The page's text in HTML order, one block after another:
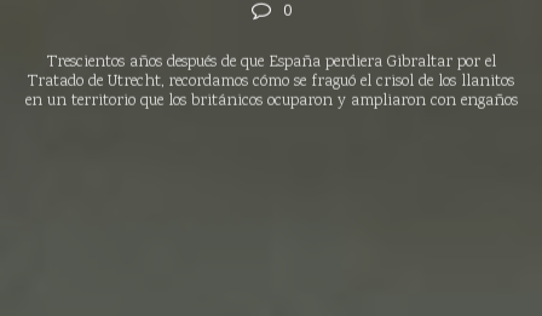
0
Trescientos años después de que España perdiera Gibraltar por el
Tratado de Utrecht, recordamos cómo se fraguó el crisol de los llanitos
en un territorio que los británicos ocuparon y ampliaron con engaños